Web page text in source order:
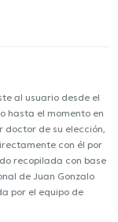
al usuario desde el
hasta el momento en
doctor de su elección,
con él por
recopilada con base
de Juan Gonzalo
por el equipo de